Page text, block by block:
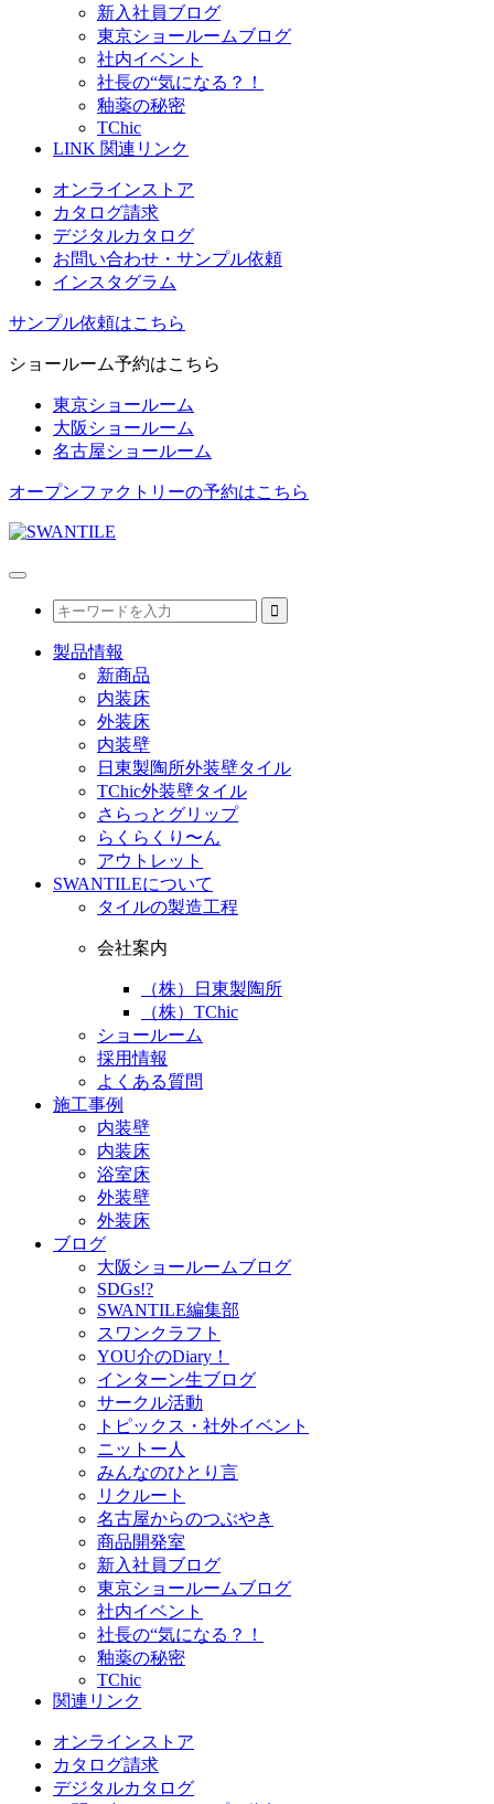
新入社員ブログ
東京ショールームブログ
社内イベント
社長の“気になる？！
釉薬の秘密
TChic
LINK 関連リンク
オンラインストア
カタログ請求
デジタルカタログ
お問い合わせ・サンプル依頼
インスタグラム
サンプル依頼はこちら
ショールーム予約はこちら
東京ショールーム
大阪ショールーム
名古屋ショールーム
オープンファクトリーの予約はこちら
製品情報
新商品
内装床
外装床
内装壁
日東製陶所外装壁タイル
TChic外装壁タイル
さらっとグリップ
らくらくり〜ん
アウトレット
SWANTILEについて
タイルの製造工程
会社案内
（株）日東製陶所
（株）TChic
ショールーム
採用情報
よくある質問
施工事例
内装壁
内装床
浴室床
外装壁
外装床
ブログ
大阪ショールームブログ
SDGs!?
SWANTILE編集部
スワンクラフト
YOU介のDiary！
インターン生ブログ
サークル活動
トピックス・社外イベント
ニットー人
みんなのひとり言
リクルート
名古屋からのつぶやき
商品開発室
新入社員ブログ
東京ショールームブログ
社内イベント
社長の“気になる？！
釉薬の秘密
TChic
関連リンク
オンラインストア
カタログ請求
デジタルカタログ